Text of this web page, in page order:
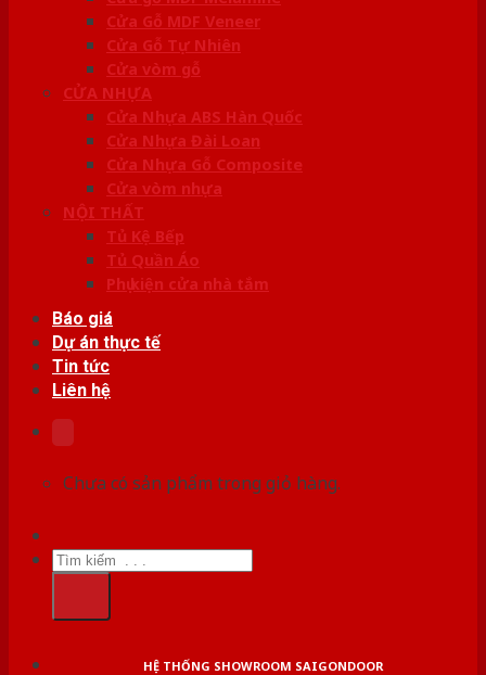
Cửa Gỗ MDF Veneer
Cửa Gỗ Tự Nhiên
Cửa vòm gỗ
CỬA NHỰA
Cửa Nhựa ABS Hàn Quốc
Cửa Nhựa Đài Loan
Cửa Nhựa Gỗ Composite
Cửa vòm nhựa
NỘI THẤT
Tủ Kệ Bếp
Tủ Quần Áo
Phụ kiện cửa nhà tắm
Báo giá
Dự án thực tế
Tin tức
Liên hệ
Chưa có sản phẩm trong giỏ hàng.
Tìm
kiếm:
HỆ THỐNG SHOWROOM SAIGONDOOR